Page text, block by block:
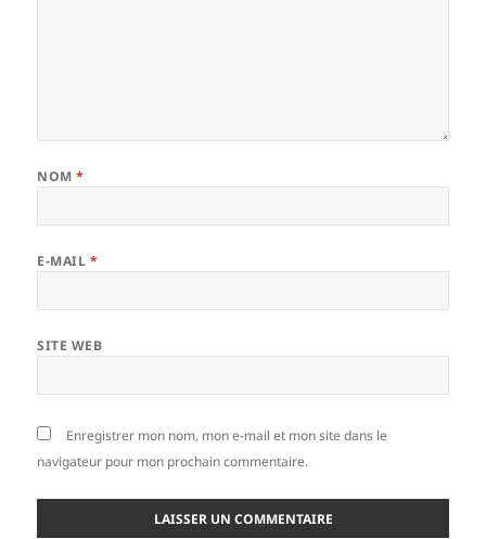
NOM*
E-MAIL *
SITE WEB
Enregistrer mon nom, mon e-mail et mon site dans le
navigateur pour mon prochain commentaire.